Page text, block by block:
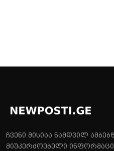
ჩვენი მისიაა ნამდვილ
მიუკერძოებელი